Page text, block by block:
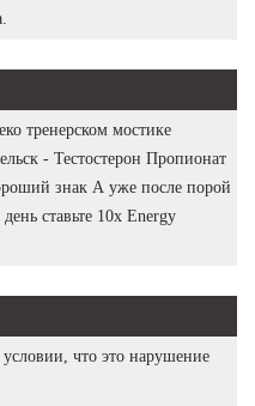
тренерском мостике
- Тестостерон Пропионат
знак А уже после порой
ставьте 10x Energy
что это нарушение